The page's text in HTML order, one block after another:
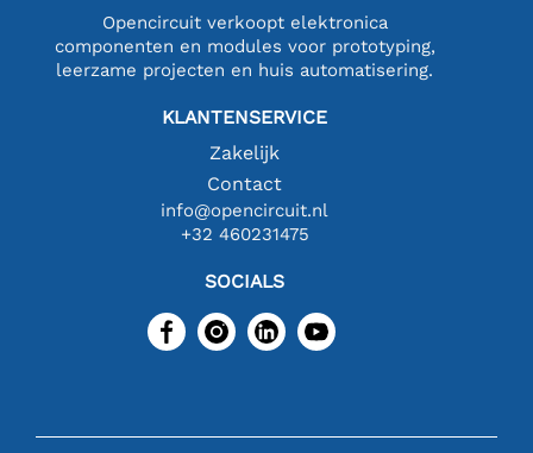
Opencircuit verkoopt elektronica
componenten en modules voor prototyping,
leerzame projecten en huis automatisering.
KLANTENSERVICE
Zakelijk
Contact
info@opencircuit.nl
+32 460231475
SOCIALS